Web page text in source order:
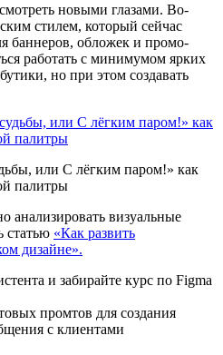
новыми глазами. Во-
стилем, который сейчас
баннеров, обложек и промо-
работать с минимумом ярких
но при этом создавать
или С лёгким паром!» как
палитры
анализировать визуальные
статью «Как развить
дизайне».
и забирайте курс по Figma
промтов для создания
с клиентами